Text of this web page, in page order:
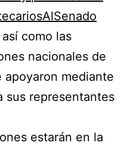
como las
nacionales de
mediante
sus representantes
estarán en la